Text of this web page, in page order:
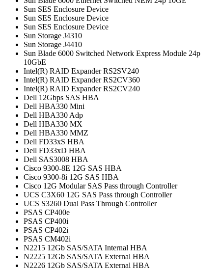
Sun SES Enclosure Device
Sun SES Enclosure Device
Sun SES Enclosure Device
Sun Storage J4310
Sun Storage J4410
Sun Blade 6000 Switched Network Express Module 24p
10GbE
Intel(R) RAID Expander RS2SV240
Intel(R) RAID Expander RS2CV360
Intel(R) RAID Expander RS2CV240
Dell 12Gbps SAS HBA
Dell HBA330 Mini
Dell HBA330 Adp
Dell HBA330 MX
Dell HBA330 MMZ
Dell FD33xS HBA
Dell FD33xD HBA
Dell SAS3008 HBA
Cisco 9300-8E 12G SAS HBA
Cisco 9300-8i 12G SAS HBA
Cisco 12G Modular SAS Pass through Controller
UCS C3X60 12G SAS Pass through Controller
UCS S3260 Dual Pass Through Controller
PSAS CP400e
PSAS CP400i
PSAS CP402i
PSAS CM402i
N2215 12Gb SAS/SATA Internal HBA
N2225 12Gb SAS/SATA External HBA
N2226 12Gb SAS/SATA External HBA